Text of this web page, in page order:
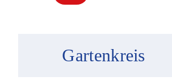
Gartenkreis